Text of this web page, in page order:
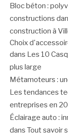
Bloc béton :
constructions
construction à
Choix
dans Les 10
plus large
Métamoteurs :
Les tendances
entreprises en
Éclairage auto :
dans Tout savoir